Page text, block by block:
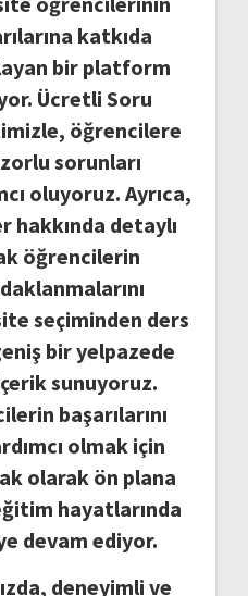
katkıda
bir platform
Ücretli Soru
öğrencilere
sorunları
oluyoruz. Ayrıca,
hakkında detaylı
öğrencilerin
seçiminden ders
bir yelpazede
sunuyoruz.
başarılarını
olmak için
olarak ön plana
hayatlarında
devam ediyor.
deneyimli ve